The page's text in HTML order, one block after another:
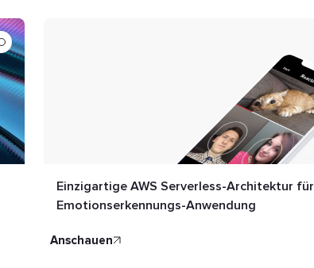
Einzigartige AWS Serverless-Architektur für
Emotionserkennungs-Anwendung
anschauen